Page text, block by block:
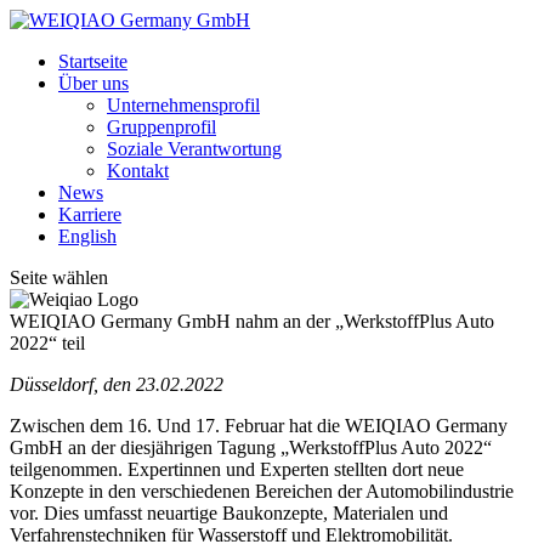
Startseite
Über uns
Unternehmensprofil
Gruppenprofil
Soziale Verantwortung
Kontakt
News
Karriere
English
Seite wählen
WEIQIAO Germany GmbH nahm an der „WerkstoffPlus Auto
2022“ teil
Düsseldorf, den 23.02.2022
Zwischen dem 16. Und 17. Februar hat die WEIQIAO Germany
GmbH an der diesjährigen Tagung „WerkstoffPlus Auto 2022“
teilgenommen. Expertinnen und Experten stellten dort neue
Konzepte in den verschiedenen Bereichen der Automobilindustrie
vor. Dies umfasst neuartige Baukonzepte, Materialen und
Verfahrenstechniken für Wasserstoff und Elektromobilität.